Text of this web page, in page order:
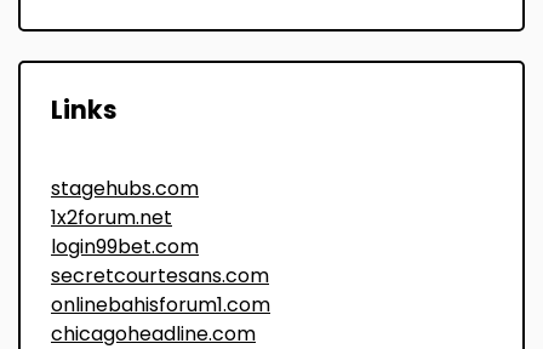
Links
stagehubs.com
1x2forum.net
login99bet.com
secretcourtesans.com
onlinebahisforum1.com
chicagoheadline.com